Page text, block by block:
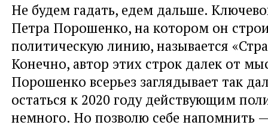
Не будем гадать, едем дальше.
Петра Порошенко, на котором он
политическую линию, называется
Конечно, автор этих строк далек от
Порошенко всерьез заглядывает так
остаться к 2020 году действующим
немного. Но позволю себе напомнить